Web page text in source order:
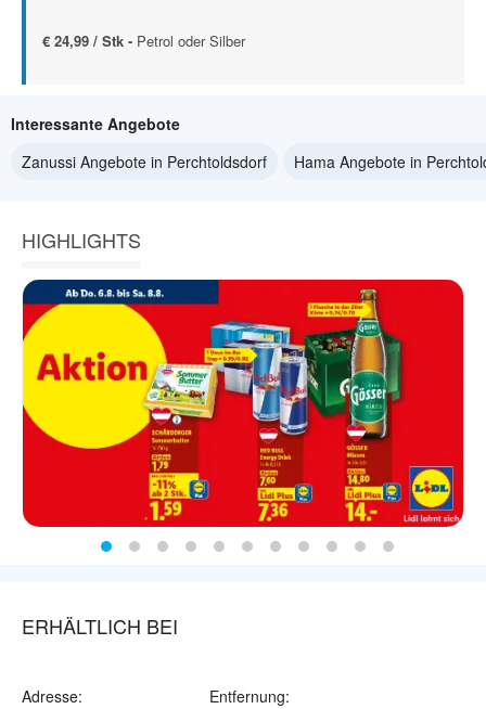
€ 24,99 / Stk - Petrol oder Silber
Interessante Angebote
Zanussi Angebote in Perchtoldsdorf
Hama Angebote in
HIGHLIGHTS
ERHÄLTLICH BEI
Adresse: Entfernung: